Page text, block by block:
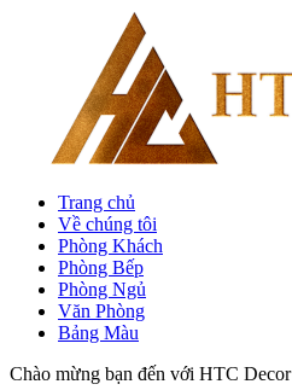
Trang chủ
Về chúng tôi
Phòng Khách
Phòng Bếp
Phòng Ngủ
Văn Phòng
Bảng Màu
Chào mừng bạn đến với HTC Decor